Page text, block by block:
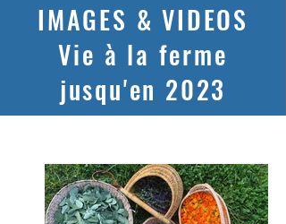
IMAGES & VIDEOS
Vie à la ferme
jusqu'en 2023